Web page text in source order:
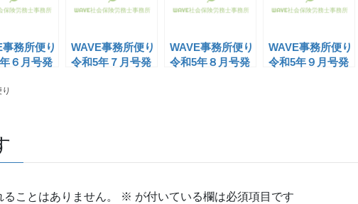
事務所便り
６月号発
WAVE事務所便り
令和5年７月号発
WAVE事務所便り
令和5年８月号発
WAVE事務所便り
令和5年９月号発
ことはありません。 ※ が付いている欄は必須項目です